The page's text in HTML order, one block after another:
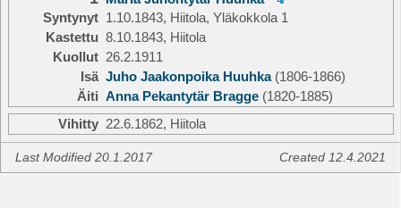
Syntynyt 1.10.1843, Hiitola, Yläkokkola 1
Kastettu 8.10.1843, Hiitola
Kuollut 26.2.1911
Isä Juho Jaakonpoika Huuhka(1806-1866)
Äiti Anna Pekantytär Bragge(1820-1885)
Vihitty 22.6.1862, Hiitola
Last Modified 20.1.2017 Created 12.4.2021